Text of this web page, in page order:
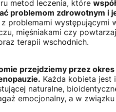
metod leczenia, które
problemom zdrowotnym i
problemami występującymi
mięśniakami czy
terapii wschodnich.
przejdziemy przez
Każda kobieta jest
naturalne,
emocjonalny, a w